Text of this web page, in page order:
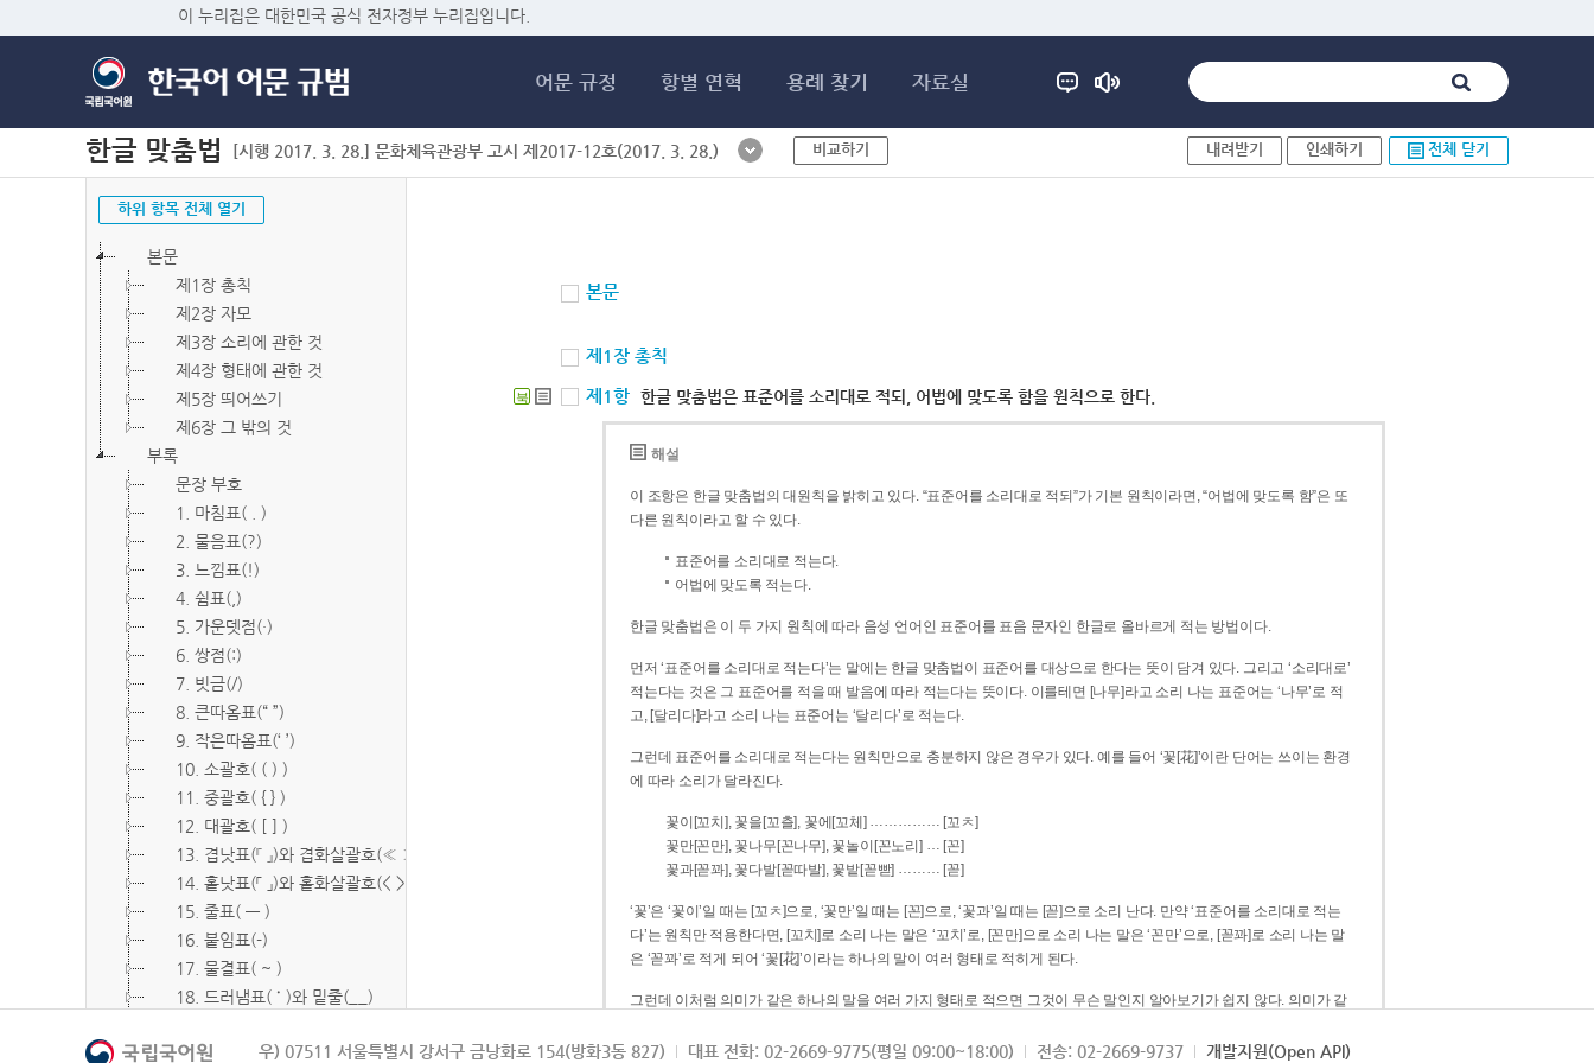
이 누리집은 대한민국 공식 전자정부 누리집입니다.
어문 규정 항별 연혁 용례 찾기 자료실
한글 맞춤법 [시행 2017. 3. 28.] 문화체육관광부 고시 제2017-12호(2017. 3. 28.) 비교하기 내려받기 인쇄하기 전체 닫기
하위 항목 전체 열기
본문
제1장 총칙
제2장 자모
제3장 소리에 관한 것
제4장 형태에 관한 것
제5장 띄어쓰기
제6장 그 밖의 것
부록
문장 부호
1. 마침표( . )
2. 물음표(?)
3. 느낌표(!)
4. 쉼표(,)
5. 가운뎃점(·)
6. 쌍점(:)
7. 빗금(/)
8. 큰따옴표(“ ”)
9. 작은따옴표(‘ ’)
10. 소괄호( ( ) )
11. 중괄호( { } )
12. 대괄호( [ ] )
13. 겹낫표(『 』)와 겹화살괄호(≪ ≫)
14. 홑낫표(「 」)와 홑화살괄호(< >)
15. 줄표( ― )
16. 붙임표(-)
17. 물결표( ~ )
18. 드러냄표( ˙ )와 밑줄(__)
20. 빠짐표( □ )
본문
제1장 총칙
북 제1항 한글 맞춤법은 표준어를 소리대로 적되, 어법에 맞도록 함을 원칙으로 한다.
해설
이 조항은 한글 맞춤법의 대원칙을 밝히고 있다. “표준어를 소리대로 적되”가 기본 원칙이라면, “어법에 맞도록 함”은 또
다른 원칙이라고 할 수 있다.
표준어를 소리대로 적는다.
어법에 맞도록 적는다.
한글 맞춤법은 이 두 가지 원칙에 따라 음성 언어인 표준어를 표음 문자인 한글로 올바르게 적는 방법이다.
먼저 ‘표준어를 소리대로 적는다’는 말에는 한글 맞춤법이 표준어를 대상으로 한다는 뜻이 담겨 있다. 그리고 ‘소리대로’
적는다는 것은 그 표준어를 적을 때 발음에 따라 적는다는 뜻이다. 이를테면 [나무]라고 소리 나는 표준어는 ‘나무’로 적
고, [달리다]라고 소리 나는 표준어는 ‘달리다’로 적는다.
그런데 표준어를 소리대로 적는다는 원칙만으로 충분하지 않은 경우가 있다. 예를 들어 ‘꽃[花]’이란 단어는 쓰이는 환경
에 따라 소리가 달라진다.
꽃이[꼬치], 꽃을[꼬츨], 꽃에[꼬체] …………… [꼬ㅊ]
꽃만[꼰만], 꽃나무[꼰나무], 꽃놀이[꼰노리] … [꼰]
꽃과[꼳꽈], 꽃다발[꼳따발], 꽃밭[꼳빧] ……… [꼳]
‘꽃’은 ‘꽃이’일 때는 [꼬ㅊ]으로, ‘꽃만’일 때는 [꼰]으로, ‘꽃과’일 때는 [꼳]으로 소리 난다. 만약 ‘표준어를 소리대로 적는
다’는 원칙만 적용한다면, [꼬치]로 소리 나는 말은 ‘꼬치’로, [꼰만]으로 소리 나는 말은 ‘꼰만’으로, [꼳꽈]로 소리 나는 말
은 ‘꼳꽈’로 적게 되어 ‘꽃[花]’이라는 하나의 말이 여러 형태로 적히게 된다.
그런데 이처럼 의미가 같은 하나의 말을 여러 가지 형태로 적으면 그것이 무슨 말인지 알아보기가 쉽지 않다. 의미가 같
되게 적는 것이 의미를 파악하는 데 효과적이다.
우) 07511 서울특별시 강서구 금낭화로 154(방화3동 827) 대표 전화: 02-2669-9775(평일 09:00~18:00) 전송: 02-2669-9737 개발지원(Open API)